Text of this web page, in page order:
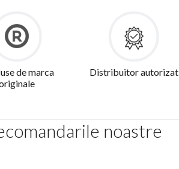
de marca
Distribuitor autorizat
noastre